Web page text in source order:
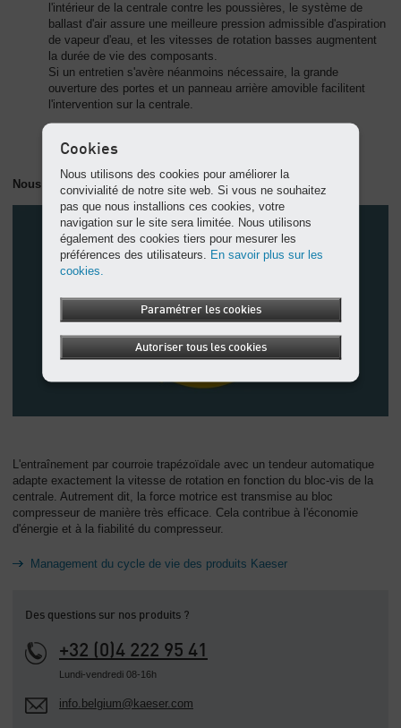
l'intérieur de la centrale contre les poussières, le système de
ballast d'air assure une meilleure pression admissible d'aspiration
de vapeur d'eau, et les vitesses de rotation basses augmentent
la durée de vie des composants.
Si un entretien s'avère néanmoins nécessaire, la grande
ouverture des portes et un panneau arrière amovible facilitent
l'intervention sur la centrale.
Nous abaissons vos frais courants !
L'entraînement par courroie trapézoïdale avec un tendeur automatique
adapte exactement la vitesse de rotation en fonction du bloc-vis de la
centrale. Autrement dit, la force motrice est transmise au bloc
compresseur de manière très efficace. Cela contribue à l'économie
d'énergie et à la fiabilité du compresseur.
Management du cycle de vie des produits Kaeser
Des questions sur nos produits ?
+32 (0)4 222 95 41
Lundi-vendredi 08-16h
info.belgium@kaeser.com
Cookies
Nous utilisons des cookies pour améliorer la
convivialité de notre site web. Si vous ne souhaitez
pas que nous installions ces cookies, votre
navigation sur le site sera limitée. Nous utilisons
également des cookies tiers pour mesurer les
préférences des utilisateurs. En savoir plus sur les
cookies.
Paramétrer les cookies
Autoriser tous les cookies